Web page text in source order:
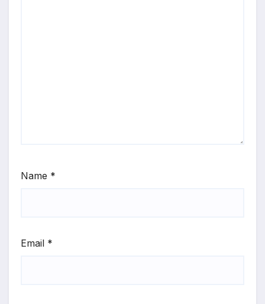
Name *
Email *